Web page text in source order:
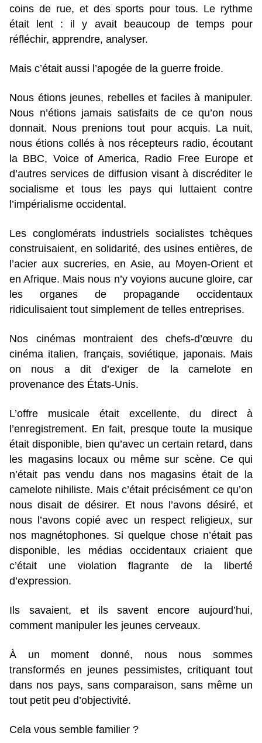
coins de rue, et des sports pour tous. Le rythme
était lent : il y avait beaucoup de temps pour
réfléchir, apprendre, analyser.
Mais c’était aussi l’apogée de la guerre froide.
Nous étions jeunes, rebelles et faciles à manipuler.
Nous n’étions jamais satisfaits de ce qu’on nous
donnait. Nous prenions tout pour acquis. La nuit,
nous étions collés à nos récepteurs radio, écoutant
la BBC, Voice of America, Radio Free Europe et
d’autres services de diffusion visant à discréditer le
socialisme et tous les pays qui luttaient contre
l’impérialisme occidental.
Les conglomérats industriels socialistes tchèques
construisaient, en solidarité, des usines entières, de
l’acier aux sucreries, en Asie, au Moyen-Orient et
en Afrique. Mais nous n’y voyions aucune gloire, car
les organes de propagande occidentaux
ridiculisaient tout simplement de telles entreprises.
Nos cinémas montraient des chefs-d’œuvre du
cinéma italien, français, soviétique, japonais. Mais
on nous a dit d’exiger de la camelote en
provenance des États-Unis.
L’offre musicale était excellente, du direct à
l’enregistrement. En fait, presque toute la musique
était disponible, bien qu’avec un certain retard, dans
les magasins locaux ou même sur scène. Ce qui
n’était pas vendu dans nos magasins était de la
camelote nihiliste. Mais c’était précisément ce qu’on
nous disait de désirer. Et nous l’avons désiré, et
nous l’avons copié avec un respect religieux, sur
nos magnétophones. Si quelque chose n’était pas
disponible, les médias occidentaux criaient que
c’était une violation flagrante de la liberté
d’expression.
Ils savaient, et ils savent encore aujourd’hui,
comment manipuler les jeunes cerveaux.
À un moment donné, nous nous sommes
transformés en jeunes pessimistes, critiquant tout
dans nos pays, sans comparaison, sans même un
tout petit peu d’objectivité.
Cela vous semble familier ?